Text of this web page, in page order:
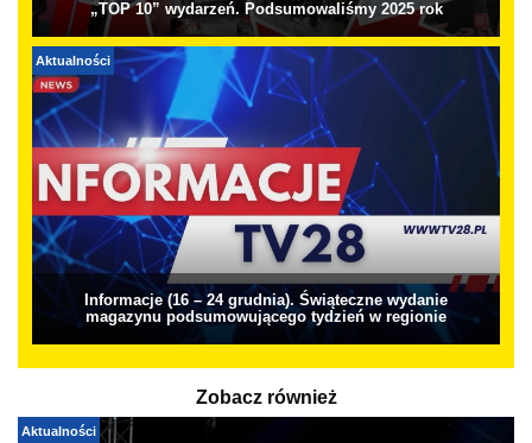
„TOP 10” wydarzeń. Podsumowaliśmy 2025 rok
Aktualności
Informacje (16 – 24 grudnia). Świąteczne wydanie
magazynu podsumowującego tydzień w regionie
Zobacz również
Aktualności